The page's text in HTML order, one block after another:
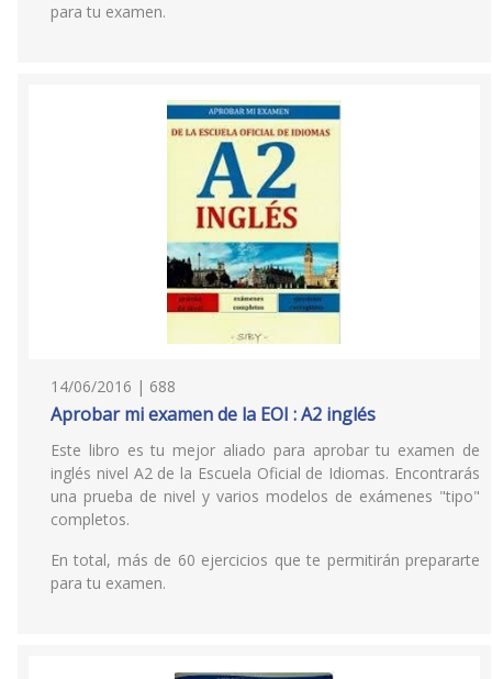
para tu examen.
14/06/2016 | 688
Aprobar mi examen de la EOI : A2 inglés
Este libro es tu mejor aliado para aprobar tu examen de
inglés nivel A2 de la Escuela Oficial de Idiomas. Encontrarás
una prueba de nivel y varios modelos de exámenes "tipo"
completos.
En total, más de 60 ejercicios que te permitirán prepararte
para tu examen.